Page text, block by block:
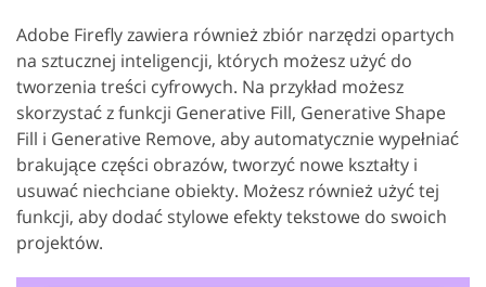
Adobe Firefly zawiera również zbiór narzędzi opartych
na sztucznej inteligencji, których możesz użyć do
tworzenia treści cyfrowych. Na przykład możesz
skorzystać z funkcji Generative Fill, Generative Shape
Fill i Generative Remove, aby automatycznie wypełniać
brakujące części obrazów, tworzyć nowe kształty i
usuwać niechciane obiekty. Możesz również użyć tej
funkcji, aby dodać stylowe efekty tekstowe do swoich
projektów.